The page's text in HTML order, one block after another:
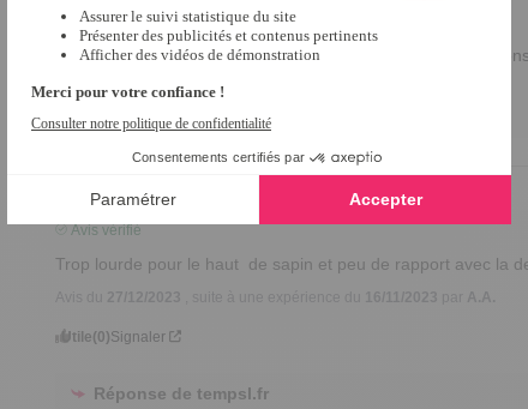
Bonjour CHRISTINE
Nous sommes désolés d'apprendre cela.
Nous prenons note de votre retour et nous
Merci pour votre retour d'expérience.
Antonio
Avis vérifié
Trop lourde pour le haut  de sapin et peu de rapport avec la
27/12/2023 par A.A.
Utile(0)Signaler
Réponse detempsl.fr